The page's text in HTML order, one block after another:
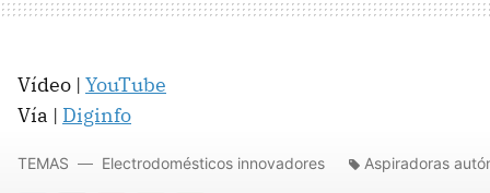
Vídeo | YouTube
Vía | Diginfo
TEMAS Electrodomésticos innovadores Aspiradoras